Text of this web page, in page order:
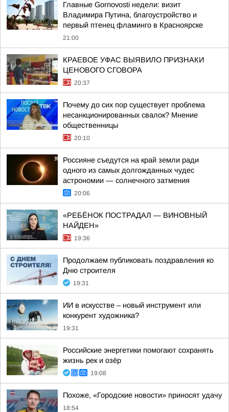
Главные Gornovosti недели: визит
Владимира Путина, благоустройство и
первый птенец фламинго в Красноярске
21:00
КРАЕВОЕ УФАС ВЫЯВИЛО ПРИЗНАКИ
ЦЕНОВОГО СГОВОРА
20:37
Почему до сих пор существует проблема
несанкционированных свалок? Мнение
общественницы
20:10
Россияне съедутся на край земли ради
одного из самых долгожданных чудес
астрономии — солнечного затмения
20:06
«РЕБЁНОК ПОСТРАДАЛ — ВИНОВНЫЙ
НАЙДЕН»
19:36
Продолжаем публиковать поздравления ко
Дню строителя
19:31
ИИ в искусстве – новый инструмент или
конкурент художника?
19:31
Российские энергетики помогают сохранять
жизнь рек и озёр
19:08
Похоже, «Городские новости» приносят удачу
18:54